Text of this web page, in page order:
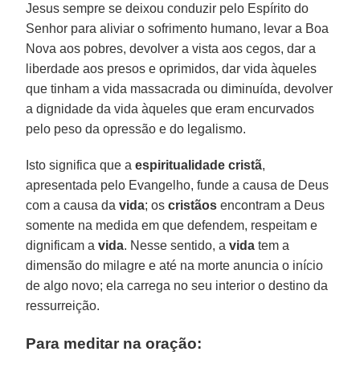
Jesus sempre se deixou conduzir pelo Espírito do
Senhor para aliviar o sofrimento humano, levar a Boa
Nova aos pobres, devolver a vista aos cegos, dar a
liberdade aos presos e oprimidos, dar vida àqueles
que tinham a vida massacrada ou diminuída, devolver
a dignidade da vida àqueles que eram encurvados
pelo peso da opressão e do legalismo.
Isto significa que aespiritualidade cristã,
apresentada pelo Evangelho, funde a causa de Deus
com a causa davida; oscristãos encontram a Deus
somente na medida em que defendem, respeitam e
dignificam avida. Nesse sentido, avida tem a
dimensão do milagre e até na morte anuncia o início
de algo novo; ela carrega no seu interior o destino da
ressurreição.
Para meditar na oração: